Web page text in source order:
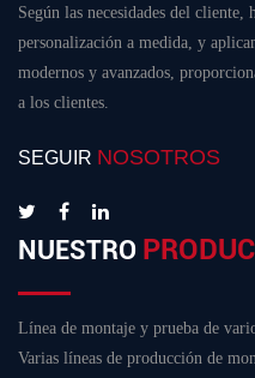
Según las necesidades del
personalización a medida, y
modernos y avanzados,
a los clientes.
SEGUIR NOSOTROS
NUESTRO
Línea de montaje y prueba de
Varias líneas de producción de